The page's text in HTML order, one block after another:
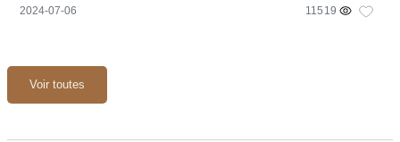
2024-07-06 11519
Voir toutes